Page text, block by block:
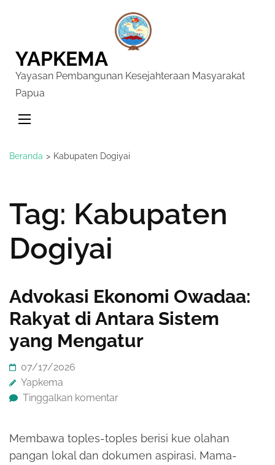
YAPKEMA
Yayasan Pembangunan Kesejahteraan Masyarakat
Papua
Beranda > Kabupaten Dogiyai
Tag: Kabupaten
Dogiyai
Advokasi Ekonomi Owadaa:
Rakyat di Antara Sistem
yang Mengatur
07/17/2026
Yapkema
Tinggalkan komentar
Membawa toples-toples berisi kue olahan
pangan lokal dan dokumen aspirasi, Mama-